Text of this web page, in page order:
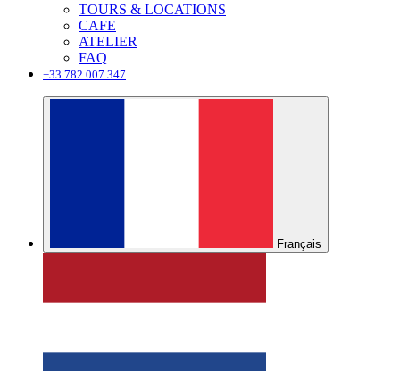
TOURS & LOCATIONS
CAFE
ATELIER
FAQ
+33 782 007 347
Français